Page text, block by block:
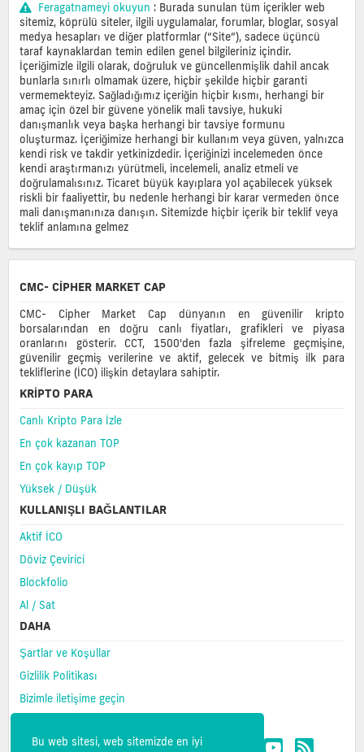
Bu web sitesi, web sitemizde en iyi
Feragatnameyi okuyun : Burada sunulan tüm içerikler web
sitemiz, köprülü siteler, ilgili uygulamalar, forumlar, bloglar, sosyal
medya hesapları ve diğer platformlar (“Site”), sadece üçüncü
taraf kaynaklardan temin edilen genel bilgileriniz içindir.
İçeriğimizle ilgili olarak, doğruluk ve güncellenmişlik dahil ancak
bunlarla sınırlı olmamak üzere, hiçbir şekilde hiçbir garanti
vermemekteyiz. Sağladığımız içeriğin hiçbir kısmı, herhangi bir
amaç için özel bir güvene yönelik mali tavsiye, hukuki
danışmanlık veya başka herhangi bir tavsiye formunu
oluşturmaz. İçeriğimize herhangi bir kullanım veya güven, yalnızca
kendi risk ve takdir yetkinizdedir. İçeriğinizi incelemeden önce
kendi araştırmanızı yürütmeli, incelemeli, analiz etmeli ve
doğrulamalısınız. Ticaret büyük kayıplara yol açabilecek yüksek
riskli bir faaliyettir, bu nedenle herhangi bir karar vermeden önce
mali danışmanınıza danışın. Sitemizde hiçbir içerik bir teklif veya
teklif anlamına gelmez
CMC- CIPHER MARKET CAP
CMC- Cipher Market Cap dünyanın en güvenilir kripto
borsalarından en doğru canlı fiyatları, grafikleri ve piyasa
oranlarını gösterir. CCT, 1500'den fazla şifreleme geçmişine,
güvenilir geçmiş verilerine ve aktif, gelecek ve bitmiş ilk para
tekliflerine (İCO) ilişkin detaylara sahiptir.
KRIPTO PARA
Canlı Kripto Para İzle
En çok kazanan TOP
En çok kayıp TOP
Yüksek / Düşük
KULLANIŞLI BAĞLANTILAR
Aktif İCO
Döviz Çevirici
Blockfolio
Al / Sat
DAHA
Şartlar ve Koşullar
Gizlilik Politikası
Bizimle iletişime geçin